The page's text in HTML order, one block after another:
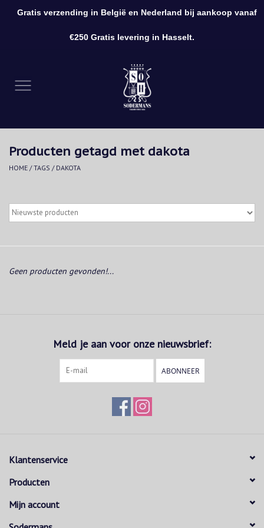
Kleding
Accessoires
Producten getagd met dakota
HOME /TAGS / DAKOTA
Geen producten gevonden!...
Meld je aan voor onze nieuwsbrief:
ABONNEER
Klantenservice
Producten
Mijn account
Gratis verzending in België en Nederland bij aankoop vanaf
€250 Gratis levering in Hasselt.